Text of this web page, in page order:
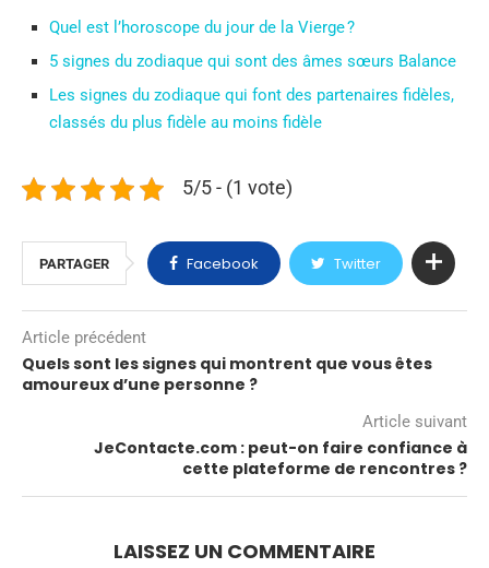
Quel est l’horoscope du jour de la Vierge ?
5 signes du zodiaque qui sont des âmes sœurs Balance
Les signes du zodiaque qui font des partenaires fidèles,
classés du plus fidèle au moins fidèle
5/5 - (1 vote)
PARTAGER Facebook Twitter
Article précédent
Quels sont les signes qui montrent que vous êtes
amoureux d’une personne ?
Article suivant
JeContacte.com : peut-on faire confiance à
cette plateforme de rencontres ?
LAISSEZ UN COMMENTAIRE